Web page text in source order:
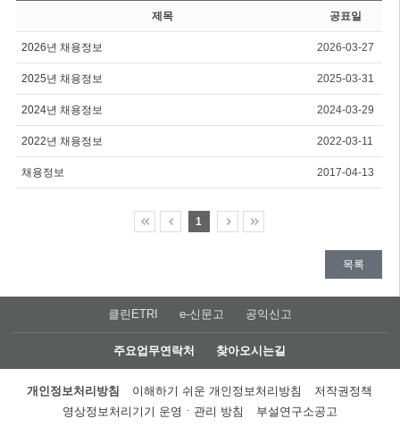
제목 공표일
2026년 채용정보 2026-03-27
2025년 채용정보 2025-03-31
2024년 채용정보 2024-03-29
2022년 채용정보 2022-03-11
채용정보 2017-04-13
1
목록
클린ETRI e-신문고 공익신고
주요업무연락처 찾아오시는길
개인정보처리방침 이해하기 쉬운 개인정보처리방침
저작권정책
영상정보처리기기 운영ㆍ관리 방침
부설연구소공고